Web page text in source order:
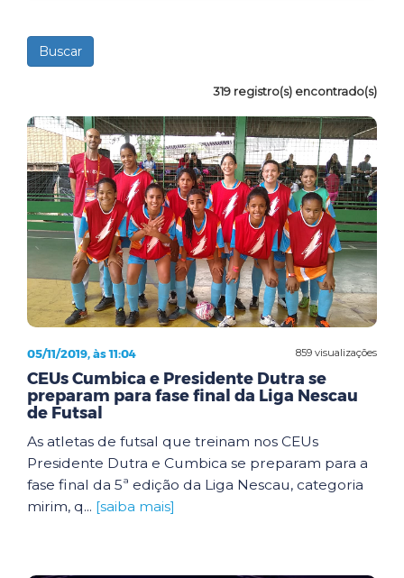
319 registro(s) encontrado(s)
859 visualizações
05/11/2019, às 11:04
CEUs Cumbica e Presidente Dutra se
preparam para fase final da Liga Nescau
de Futsal
As atletas de futsal que treinam nos CEUs
Presidente Dutra e Cumbica se preparam para a
fase final da 5ª edição da Liga Nescau, categoria
mirim, q... [saiba mais]